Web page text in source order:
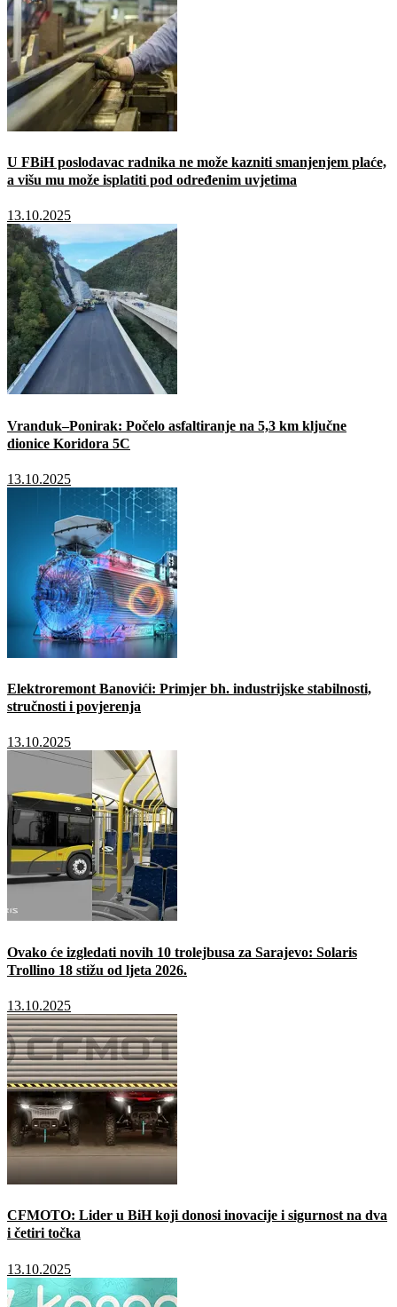
U FBiH poslodavac radnika ne može kazniti smanjenjem plaće,
a višu mu može isplatiti pod određenim uvjetima
13.10.2025
Vranduk–Ponirak: Počelo asfaltiranje na 5,3 km ključne
dionice Koridora 5C
13.10.2025
Elektroremont Banovići: Primjer bh. industrijske stabilnosti,
stručnosti i povjerenja
13.10.2025
Ovako će izgledati novih 10 trolejbusa za Sarajevo: Solaris
Trollino 18 stižu od ljeta 2026.
13.10.2025
CFMOTO: Lider u BiH koji donosi inovacije i sigurnost na dva
i četiri točka
13.10.2025